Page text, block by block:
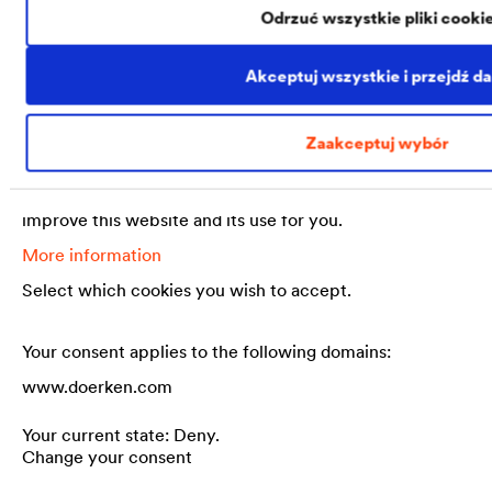
Akceptuj wszystkie i przejdź
Zaakceptuj wybór
Odrzuć wszystkie pliki
We use cookies and external media on our website.
Some cookies are essential, whilst others help us to
improve this website and its use for you.
More information
Select which cookies you wish to accept.
Your consent applies to the following domains:
www.doerken.com
Your current state: Deny.
Change your consent